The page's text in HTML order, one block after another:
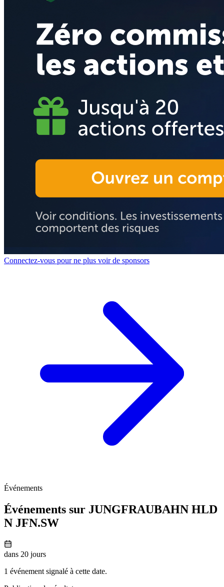
Connectez-vous pour ne plus voir de sponsors
Événements
Événements sur JUNGFRAUBAHN HLD
N JFN.SW
dans 20 jours
1 événement signalé à cette date.